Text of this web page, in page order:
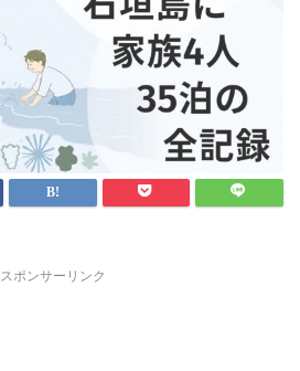
スポンサーリンク